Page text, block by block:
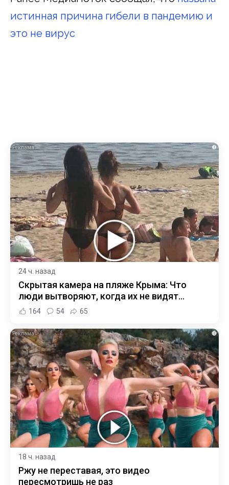
истинная причина гибели в пандемию и
это не вирус
i
24 ч. назад
Скрытая камера на пляже Крыма: Что
люди вытворяют, когда их не видят...
164 54 65
i
18 ч. назад
Ржу не переставая, это видео
пересмотришь не раз